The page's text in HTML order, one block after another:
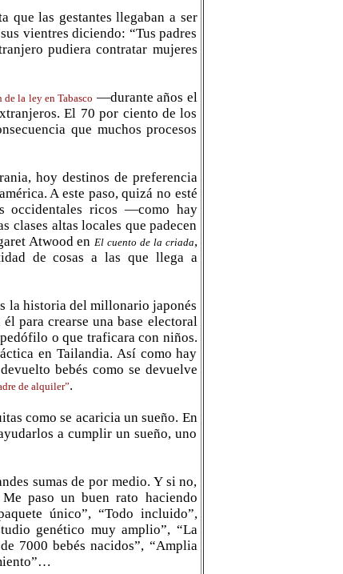
que las gestantes llegaban a ser
vientres diciendo: “Tus padres
pudiera contratar mujeres
la ley en Tabasco —durante años el
El 70 por ciento de los
que muchos procesos
hoy destinos de preferencia
A este paso, quizá no esté
occidentales ricos —como hay
clases altas locales que padecen
Atwood en El cuento de la criada,
de cosas a las que llega a
la historia del millonario japonés
él para crearse una base electoral
o que traficara con niños.
en Tailandia. Así como hay
bebés como se devuelve
de alquiler”.
como se acaricia un sueño. En
a cumplir un sueño, uno
sumas de por medio. Y si no,
paso un buen rato haciendo
único”, “Todo incluido”,
genético muy amplio”, “La
7000 bebés nacidos”, “Amplia